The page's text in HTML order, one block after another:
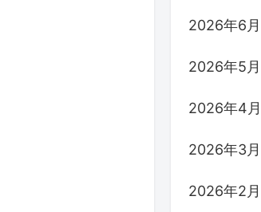
2026年6月
2026年5月
2026年4月
2026年3月
2026年2月